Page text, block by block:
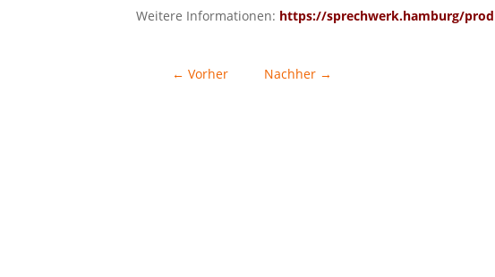
Weitere Informationen: https://sprechwerk.hamburg/
← Vorher Nachher →